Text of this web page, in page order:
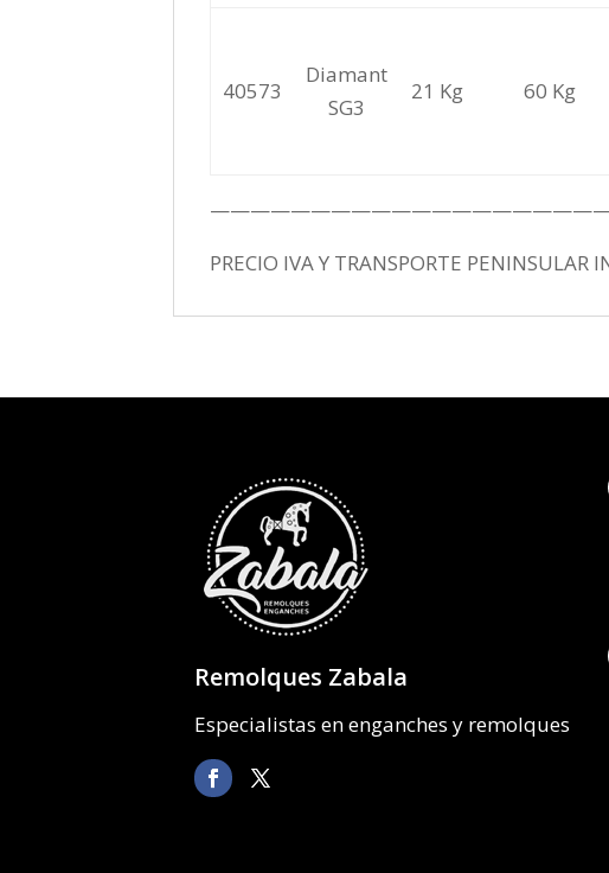
40573
Diamant
SG3
21 Kg 60 Kg
PRECIO IVA Y TRANSPORTE PENINSULAR
Remolques Zabala
Especialistas en enganches y remolques